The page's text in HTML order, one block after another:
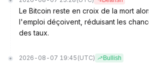
Le Bitcoin reste en croix de la mort
l'emploi déçoivent, réduisant les
des taux.
2026-08-07 19:45 (UTC) Bullish